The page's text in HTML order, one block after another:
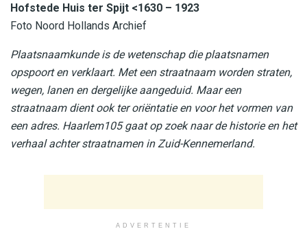
Hofstede Huis ter Spijt <1630 – 1923
Foto Noord Hollands Archief
Plaatsnaamkunde is de wetenschap die plaatsnamen
opspoort en verklaart. Met een straatnaam worden straten,
wegen, lanen en dergelijke aangeduid. Maar een
straatnaam dient ook ter oriëntatie en voor het vormen van
een adres. Haarlem105 gaat op zoek naar de historie en het
verhaal achter straatnamen in Zuid-Kennemerland.
ADVERTENTIE